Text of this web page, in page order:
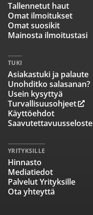
Tallennetut haut
Omat ilmoitukset
Omat suosikit
Mainosta ilmoitustasi
TUKI
Asiakastuki ja palaute
Unohditko salasanan?
Usein kysyttyä
Turvallisuusohjeet
Käyttöehdot
Saavutettavuusseloste
YRITYKSILLE
Hinnasto
Mediatiedot
Palvelut Yrityksille
Ota yhteyttä